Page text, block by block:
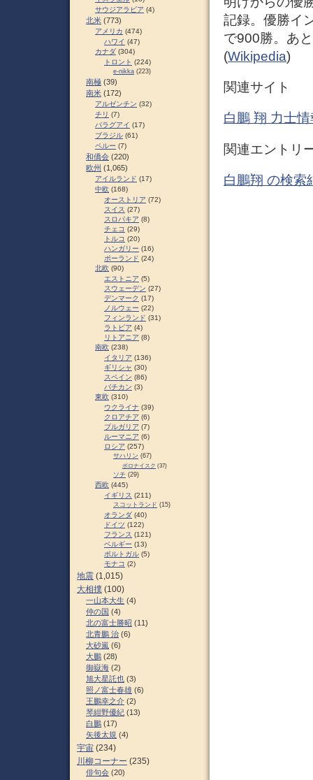
記録。優勝イ
で900勝。あ
(Wikipedia)
関連サイト
白鵬 翔 力士情
関連エントリ
白鵬翔 の検索
サウジアラビア (4)
北米 (773)
アメリカ (474)
ハワイ (47)
カナダ (304)
トロント (224)
e-nikka (223)
南極 (39)
南米 (172)
アルゼンチン (32)
チリ (7)
パラグアイ (17)
ブラジル (61)
ペルー (7)
和僑会 (220)
欧州 (1,065)
アイルランド (17)
中欧 (168)
オーストリア (72)
スイス (27)
スロパキア (8)
チェコ (29)
トルコ (20)
ハンガリー (16)
ポーランド (24)
北欧 (90)
エストニア (5)
スウェーデン (27)
デンマーク (17)
ノルウェー (22)
フィンランド (31)
ラトビア (4)
リトアニア (8)
南欧 (238)
イタリア (136)
ギリシャ (30)
スペイン (86)
バチカン (3)
東欧 (310)
ウクライナ (39)
クロアチア (6)
ブルガリア (7)
ルーマニア (6)
ロシア (257)
サハリン (67)
ポロナイスク (37)
ソチ (29)
西欧 (445)
イギリス (211)
スコットランド (15)
オランダ (40)
ドイツ (122)
フランス (121)
ベルギー (13)
ポルトガル (5)
モナコ (2)
地震 (1,015)
大相撲 (100)
一山本大生 (4)
仲の国 (4)
北の富士勝昭 (11)
北青鵬 治 (6)
大砂嵐 (6)
大鵬 (28)
御嶽海 (2)
旭大星託也 (3)
照ノ富士春雄 (6)
王鵬幸之介 (2)
琴紺野優紀 (13)
白鵬 (17)
矢後太規 (4)
宇宙 (234)
川柳コーナー (235)
俳句会 (20)